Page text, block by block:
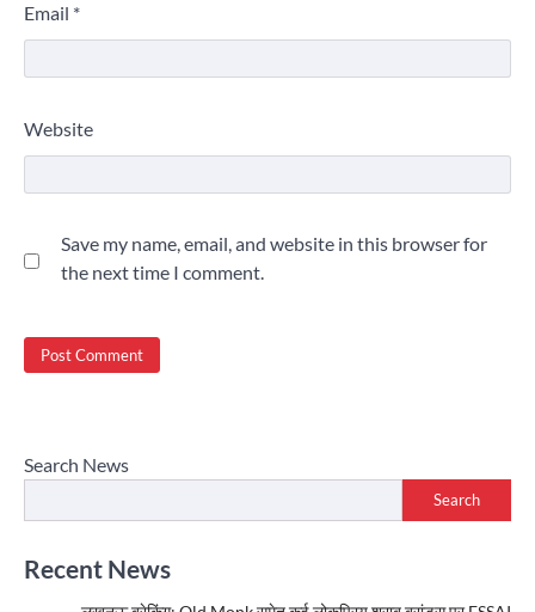
Email *
Website
Save my name, email, and website in this browser for
the next time I comment.
Search News
Search
Recent News